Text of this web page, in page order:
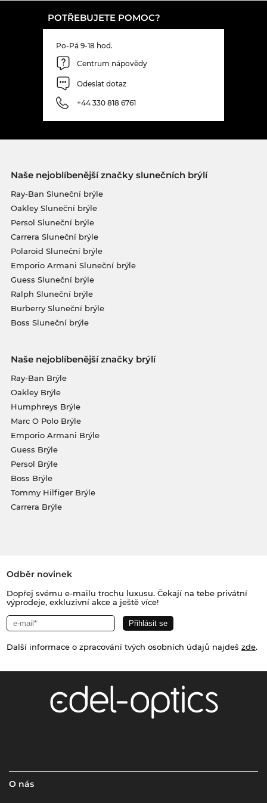
POTŘEBUJETE POMOC?
Po-Pá 9-18 hod.
Centrum nápovědy
Odeslat dotaz
+44 330 818 6761
Naše nejoblíbenější značky slunečních brýlí
Ray-Ban Sluneční brýle
Oakley Sluneční brýle
Persol Sluneční brýle
Carrera Sluneční brýle
Polaroid Sluneční brýle
Emporio Armani Sluneční brýle
Guess Sluneční brýle
Ralph Sluneční brýle
Burberry Sluneční brýle
Boss Sluneční brýle
Naše nejoblíbenější značky brýlí
Ray-Ban Brýle
Oakley Brýle
Humphreys Brýle
Marc O Polo Brýle
Emporio Armani Brýle
Guess Brýle
Persol Brýle
Boss Brýle
Tommy Hilfiger Brýle
Carrera Brýle
Odběr novinek
Dopřej svému e-mailu trochu luxusu. Čekají na tebe privátní
výprodeje, exkluzivní akce a ještě více!
Další informace o zpracování tvých osobních údajů najdeš zde.
O nás